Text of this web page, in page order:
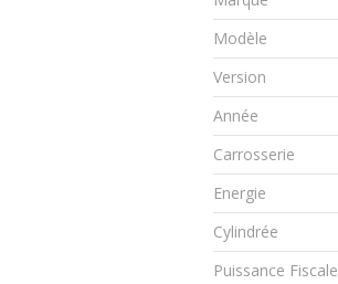
Modèle
Version
Année
Carrosserie
Energie
Cylindrée
Puissance Fiscale